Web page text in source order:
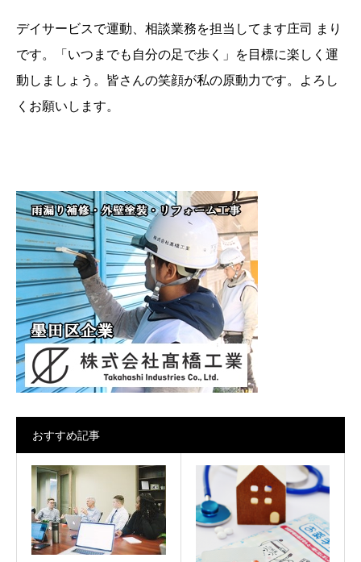
デイサービスで運動、相談業務を担当してます庄司 まり
です。「いつまでも自分の足で歩く」を目標に楽しく運
動しましょう。皆さんの笑顔が私の原動力です。よろし
くお願いします。
おすすめ記事